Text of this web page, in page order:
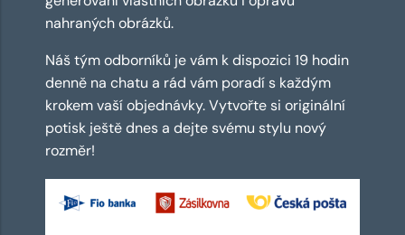
nahraných obrázků.
Náš tým odborníků je vám k dispozici 19 hodin
denně na chatu a rád vám poradí s každým
krokem vaší objednávky. Vytvořte si originální
potisk ještě dnes a dejte svému stylu nový
rozměr!